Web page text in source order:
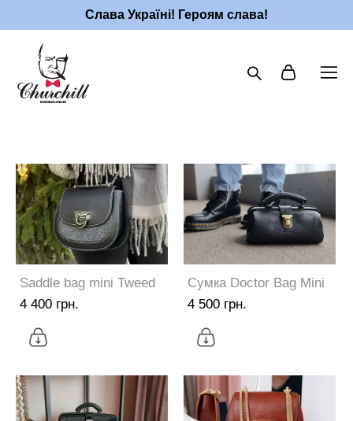
Слава Україні! Героям слава!
Saddle bag mini Tweed
4 400 грн.
Сумка Doctor Bag Mini
4 500 грн.